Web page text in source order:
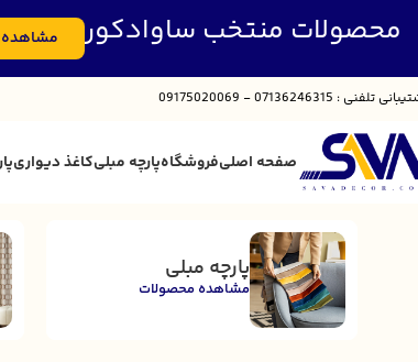
تیبانی تلفنی : 07136246315 - 09175020069
صفحه اصلیفروشگاهپارچه مبلیکاغذ دیواری
پارچه مبلی
مشاهده محصولات
محصولات منتخب ساوادکور